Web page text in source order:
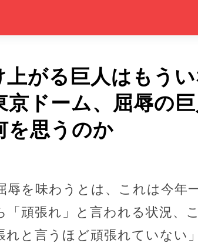
上がる巨人はもう
京ドーム、屈辱の
を思うのか
辱を味わうとは、これは今年
「頑張れ」と言われる状況、
れと言うほど頑張れていない